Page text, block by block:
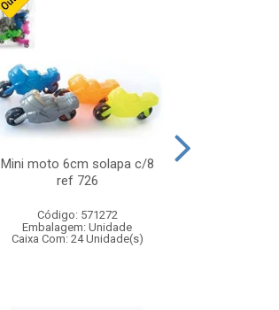
Mini moto 6cm solapa c/8
ref 726
Código: 571272
Embalagem: Unidade
Caixa Com: 24 Unidade(s)